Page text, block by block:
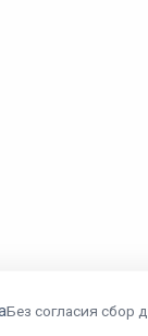
Без согласия сбор